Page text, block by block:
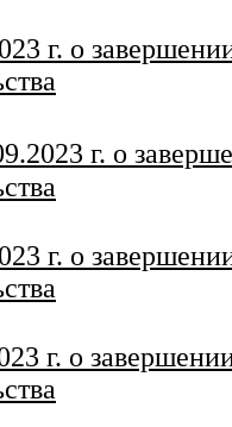
г. о
г. о
г. о
г. о